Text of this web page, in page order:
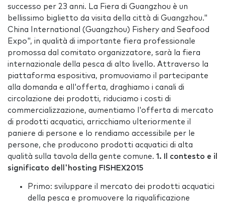
successo per 23 anni. La Fiera di Guangzhou è un
bellissimo biglietto da visita della città di Guangzhou."
China International (Guangzhou) Fishery and Seafood
Expo", in qualità di importante fiera professionale
promossa dal comitato organizzatore, sarà la fiera
internazionale della pesca di alto livello. Attraverso la
piattaforma espositiva, promuoviamo il partecipante
alla domanda e all'offerta, draghiamo i canali di
circolazione dei prodotti, riduciamo i costi di
commercializzazione, aumentiamo l'offerta di mercato
di prodotti acquatici, arricchiamo ulteriormente il
paniere di persone e lo rendiamo accessibile per le
persone, che producono prodotti acquatici di alta
qualità sulla tavola della gente comune. 1. Il contesto e il
significato dell'hosting FISHEX2015
Primo: sviluppare il mercato dei prodotti acquatici
della pesca e promuovere la riqualificazione